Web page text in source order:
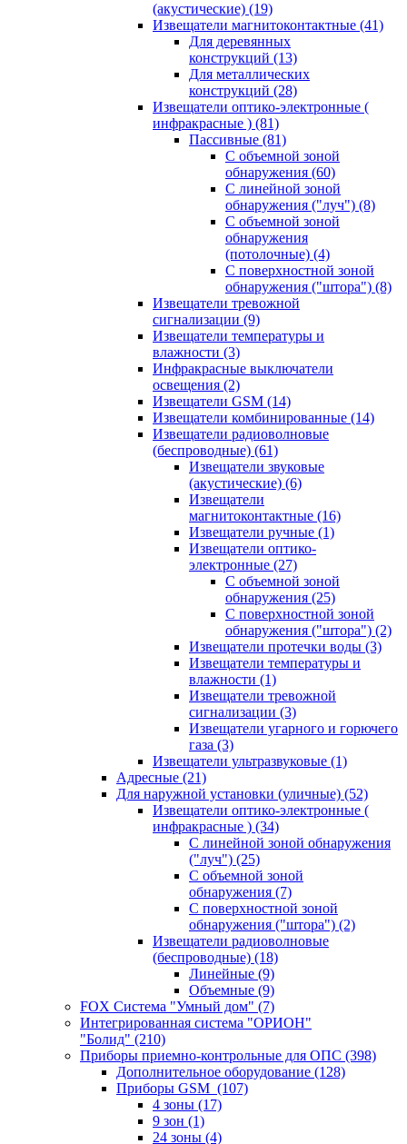
(акустические) (19)
Извещатели магнитоконтактные (41)
Для деревянных
конструкций (13)
Для металлических
конструкций (28)
Извещатели оптико-электронные (
инфракрасные ) (81)
Пассивные (81)
С объемной зоной
обнаружения (60)
С линейной зоной
обнаружения ("луч") (8)
С объемной зоной
обнаружения
(потолочные) (4)
С поверхностной зоной
обнаружения ("штора") (8)
Извещатели тревожной
сигнализации (9)
Извещатели температуры и
влажности (3)
Инфракрасные выключатели
освещения (2)
Извещатели GSM (14)
Извещатели комбинированные (14)
Извещатели радиоволновые
(беспроводные) (61)
Извещатели звуковые
(акустические) (6)
Извещатели
магнитоконтактные (16)
Извещатели ручные (1)
Извещатели оптико-
электронные (27)
С объемной зоной
обнаружения (25)
С поверхностной зоной
обнаружения ("штора") (2)
Извещатели протечки воды (3)
Извещатели температуры и
влажности (1)
Извещатели тревожной
сигнализации (3)
Извещатели угарного и горючего
газа (3)
Извещатели ультразвуковые (1)
Адресные (21)
Для наружной установки (уличные) (52)
Извещатели оптико-электронные (
инфракрасные ) (34)
С линейной зоной обнаружения
("луч") (25)
С объемной зоной
обнаружения (7)
С поверхностной зоной
обнаружения ("штора") (2)
Извещатели радиоволновые
(беспроводные) (18)
Линейные (9)
Объемные (9)
FOX Система "Умный дом" (7)
Интегрированная система "ОРИОН"
"Болид" (210)
Приборы приемно-контрольные для ОПС (398)
Дополнительное оборудование (128)
Приборы GSM (107)
4 зоны (17)
9 зон (1)
24 зоны (4)